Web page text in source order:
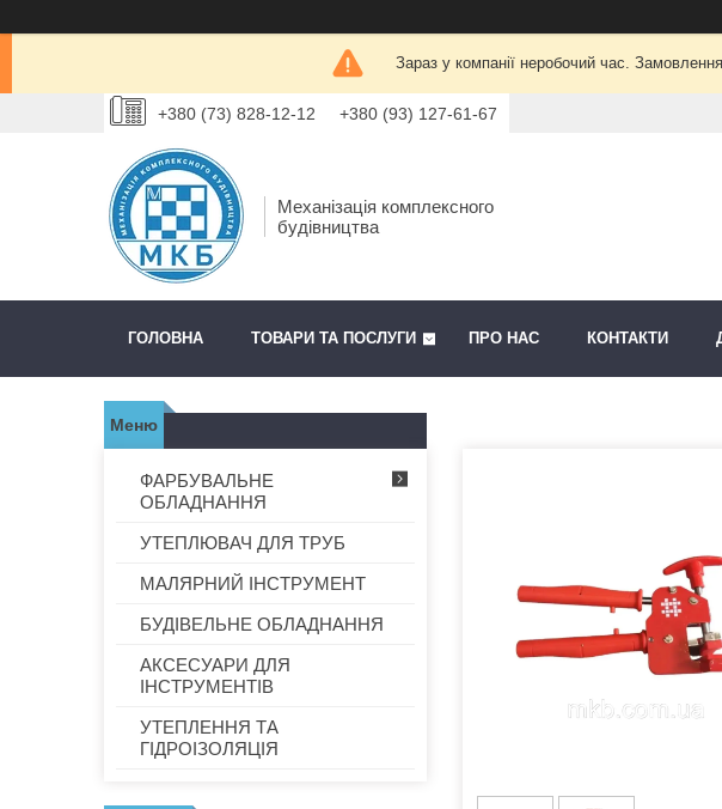
Зараз у компанії неробочий час.
+380 (73) 828-12-12 +380 (93) 127-61-67
Механізація комплексного
будівництва
ГОЛОВНА ТОВАРИ ТА ПОСЛУГИ ПРО НАС КОНТАКТИ
ФАРБУВАЛЬНЕ
ОБЛАДНАННЯ
УТЕПЛЮВАЧ ДЛЯ ТРУБ
МАЛЯРНИЙ ІНСТРУМЕНТ
БУДІВЕЛЬНЕ ОБЛАДНАННЯ
АКСЕСУАРИ ДЛЯ
ІНСТРУМЕНТІВ
УТЕПЛЕННЯ ТА
ГІДРОІЗОЛЯЦІЯ